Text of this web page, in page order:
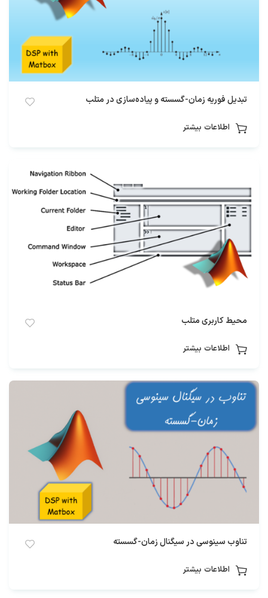
تبدیل فوریه زمان-گسسته و پیاده‌سازی در متلب
اطلاعات بیشتر
محیط کاربری متلب
اطلاعات بیشتر
تناوب سینوسی در سیگنال زمان-گسسته
اطلاعات بیشتر